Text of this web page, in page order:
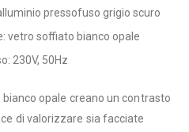
pressofuso grigio scuro
vetro soffiato bianco opale
230V, 50Hz
opale creano un contrasto
di valorizzare sia facciate